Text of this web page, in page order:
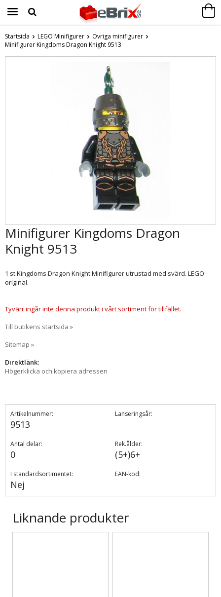
Produkten har blivit tillagd i varukorgen
Startsida LEGO Minifigurer
Övriga minifigurer
Minifigurer Kingdoms Dragon Knight 9513
Minifigurer Kingdoms Dragon
Knight 9513
1 st Kingdoms Dragon Knight Minifigurer utrustad med svärd. LEGO
original.
Tyvärr ingår inte denna produkt i vårt sortiment för tillfället.
Till butikens startsida »
Sitemap »
Direktlänk:
Högerklicka och kopiera adressen
Artikelnummer:
9513
Lanseringsår:
Antal delar:
0
Rek.ålder:
(5+)6+
I standardsortimentet:
Nej
EAN-kod:
Liknande produkter